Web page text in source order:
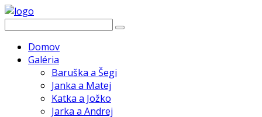
Domov
Galéria
Baruška a Šegi
Janka a Matej
Katka a Jožko
Jarka a Andrej